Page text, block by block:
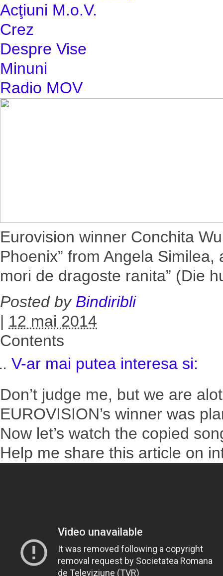
Acţiuni M.o.V.
Crez
Despre Vise
Minuni
Radio MOV
Eurovision winner Conchita
Phoenix” from Angela
mori de dragoste ranita” (Die
Posted by Bindiribli
| 12 mai 2014
Contents
V-ar mai putea interesa si:
Don’t judge me, but we are
EUROVISION’s winner was
Now let’s watch the copied
Help me share this article on